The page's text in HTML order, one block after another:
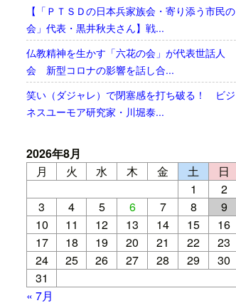
【「ＰＴＳＤの日本兵家族会・寄り添う市民の
会」代表・黒井秋夫さん】戦...
仏教精神を生かす「六花の会」が代表世話人
会 新型コロナの影響を話し合...
笑い（ダジャレ）で閉塞感を打ち破る！ ビジ
ネスユーモア研究家・川堀泰...
2026年8月
月
火 水 木 金 土
日
1
2
3
4 5 6 7 8
9
10
11 12 13 14 15
16
17
18 19 20 21 22
23
24
25 26 27 28 29
30
31
« 7月